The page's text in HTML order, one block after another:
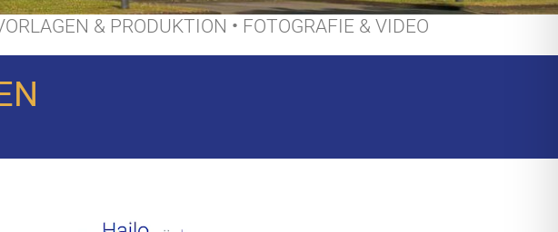
& PRODUKTION • FOTOGRAFIE & VIDEO